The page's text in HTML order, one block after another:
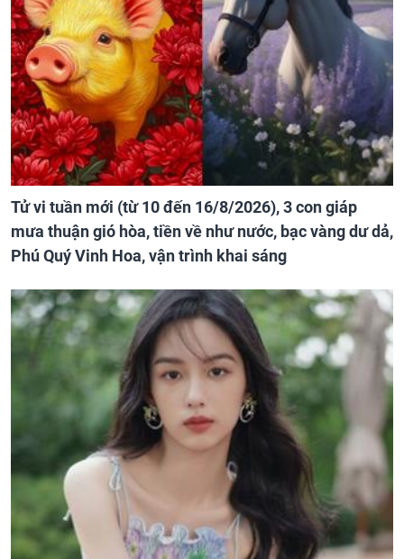
Tử vi tuần mới (từ 10 đến 16/8/2026), 3 con giáp
mưa thuận gió hòa, tiền về như nước, bạc vàng dư dả,
Phú Quý Vinh Hoa, vận trình khai sáng